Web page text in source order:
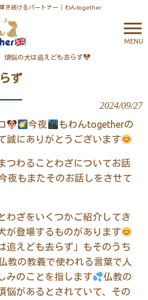
き続けるパートナー｜わんtogether
MENU
煩悩の犬は追えども去らず
ず
2024/09/27
今夜
もわんtogetherの
誠にありがとうございます
つわることわざについてお話
夜もまたそのお話しをさせて
わざをいくつかご紹介してき
が登場するものがあります
追えども去らず」もそのうち
教の教義で使われる言葉で人
みのことを指します
仏教の
悩があるとされていて、その